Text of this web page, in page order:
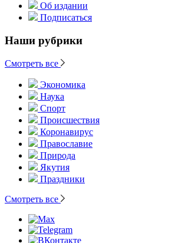
Об издании
Подписаться
Наши рубрики
Смотреть все
Экономика
Наука
Спорт
Происшествия
Коронавирус
Православие
Природа
Якутия
Праздники
Смотреть все